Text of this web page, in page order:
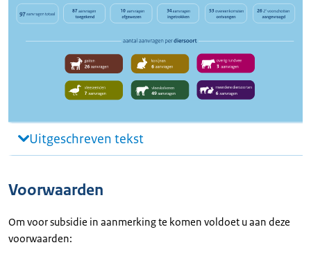
Uitgeschreven tekst
Voorwaarden
Om voor subsidie in aanmerking te komen voldoet u aan deze
voorwaarden: